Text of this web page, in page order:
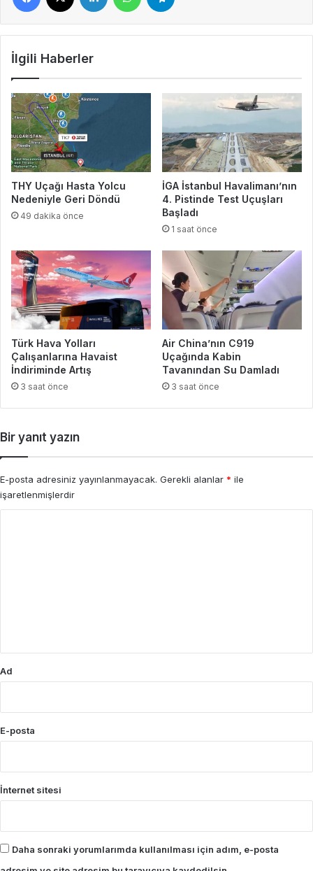
İlgili Haberler
THY Uçağı Hasta Yolcu
Nedeniyle Geri Döndü
49 dakika önce
İGA İstanbul Havalimanı’nın
4. Pistinde Test Uçuşları
Başladı
1 saat önce
Türk Hava Yolları
Çalışanlarına Havaist
İndiriminde Artış
3 saat önce
Air China’nın C919
Uçağında Kabin
Tavanından Su Damladı
3 saat önce
Bir yanıt yazın
E-posta adresiniz yayınlanmayacak. Gerekli alanlar * ile
işaretlenmişlerdir
Ad
E-posta
İnternet sitesi
Daha sonraki yorumlarımda kullanılması için adım, e-posta